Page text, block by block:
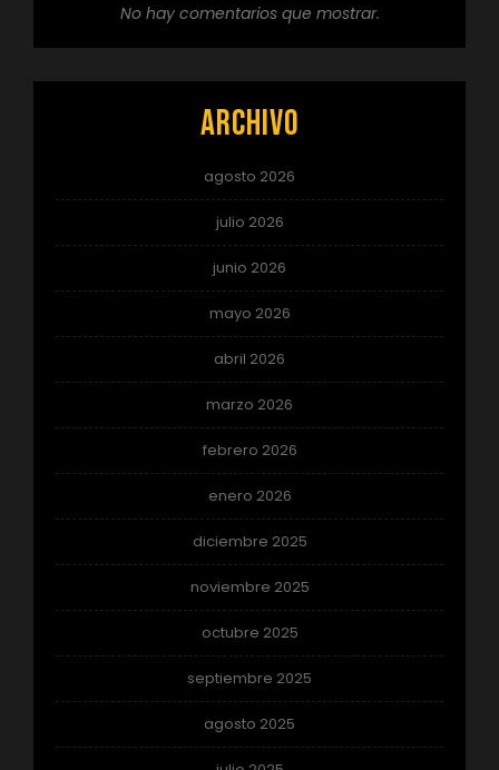
No hay comentarios que mostrar.
Archivo
agosto 2026
julio 2026
junio 2026
mayo 2026
abril 2026
marzo 2026
febrero 2026
enero 2026
diciembre 2025
noviembre 2025
octubre 2025
septiembre 2025
agosto 2025